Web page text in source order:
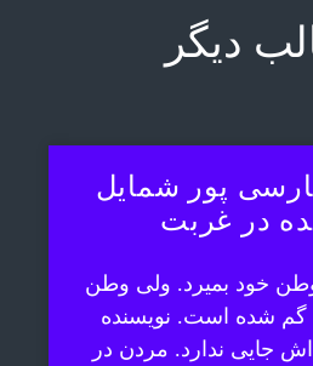
دیگر
پور شمایل
در غربت
وطن خود بمیرد. ولی وطن
گم شده است. نویسنده
جایی ندارد. مردن در